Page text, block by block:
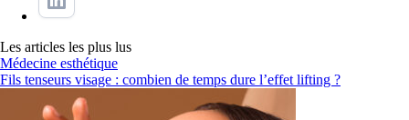
Les articles les plus lus
Médecine esthétique
Fils tenseurs visage : combien de temps dure l’effet lifting ?